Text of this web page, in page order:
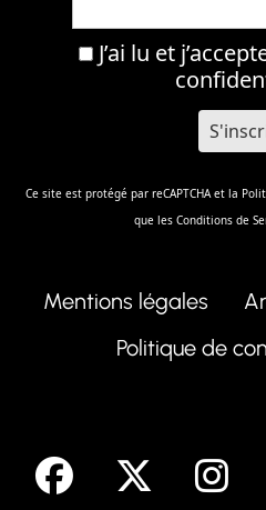
J’ai lu et
Ce site est protégé par reCAPTCHA et la
que les Conditions de
Mentions légales
Politique de
facebook